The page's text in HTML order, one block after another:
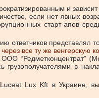
и
если нет явных
старт-апов
представлял
через все ту же венгерскую
“Редметконцентрат”
в
Lux Kft в Украине,